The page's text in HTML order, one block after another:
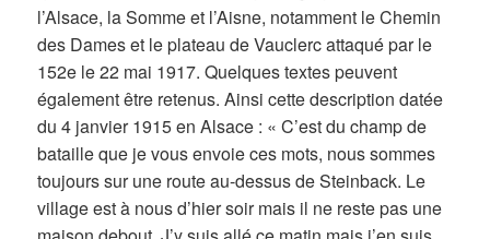
l’Alsace, la Somme et l’Aisne, notamment le Chemin
des Dames et le plateau de Vauclerc attaqué par le
152e le 22 mai 1917. Quelques textes peuvent
également être retenus. Ainsi cette description datée
du 4 janvier 1915 en Alsace : « C’est du champ de
bataille que je vous envoie ces mots, nous sommes
toujours sur une route au-dessus de Steinback. Le
village est à nous d’hier soir mais il ne reste pas une